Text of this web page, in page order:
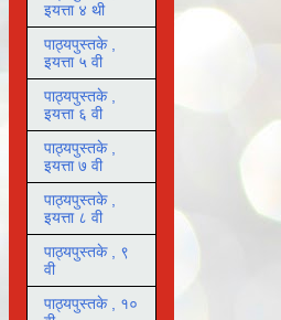
इयत्ता ४ थी
पाठ्यपुस्तके ,
इयत्ता ५ वी
पाठ्यपुस्तके ,
इयत्ता ६ वी
पाठ्यपुस्तके ,
इयत्ता ७ वी
पाठ्यपुस्तके ,
इयत्ता ८ वी
पाठ्यपुस्तके , ९
वी
पाठ्यपुस्तके , १०